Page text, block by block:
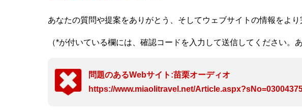
あなたの質問や提案をありがとう、そしてウェブサイトの情報をよ
（*が付いている欄には、確認コードを入力して送信してください。
問題のあるWebサイト:苗栗オーディオ
https://www.miaolitravel.net/